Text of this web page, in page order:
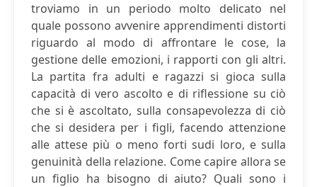
troviamo in un periodo molto delicato nel
quale possono avvenire apprendimenti distorti
riguardo al modo di affrontare le cose, la
gestione delle emozioni, i rapporti con gli altri.
La partita fra adulti e ragazzi si gioca sulla
capacità di vero ascolto e di riflessione su ciò
che si è ascoltato, sulla consapevolezza di ciò
che si desidera per i figli, facendo attenzione
alle attese più o meno forti sudi loro, e sulla
genuinità della relazione. Come capire allora se
un figlio ha bisogno di aiuto? Quali sono i